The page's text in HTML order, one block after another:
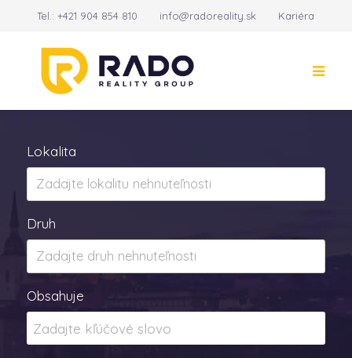
Tel.:+421 904 854 810 info@radoreality.sk Kariéra
Lokalita
Druh
Obsahuje